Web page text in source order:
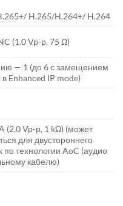
H.265/H.264+/ H.264
(1.0 Vp-p, 75 Ω)
— 1 (до 6 с замещением
Enhanced IP mode)
(2.0 Vp-p, 1 kΩ) (может
для двустороннего
по технологии AoC (аудио
кабелю)